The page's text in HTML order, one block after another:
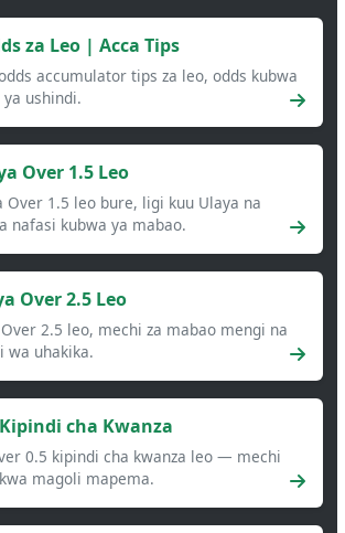
za Leo | Acca Tips
accumulator tips za leo, odds kubwa
ushindi.
Over 1.5 Leo
Over 1.5 leo bure, ligi kuu Ulaya na
nafasi kubwa ya mabao.
Over 2.5 Leo
2.5 leo, mechi za mabao mengi na
wa uhakika.
cha Kwanza
0.5 kipindi cha kwanza leo — mechi
magoli mapema.